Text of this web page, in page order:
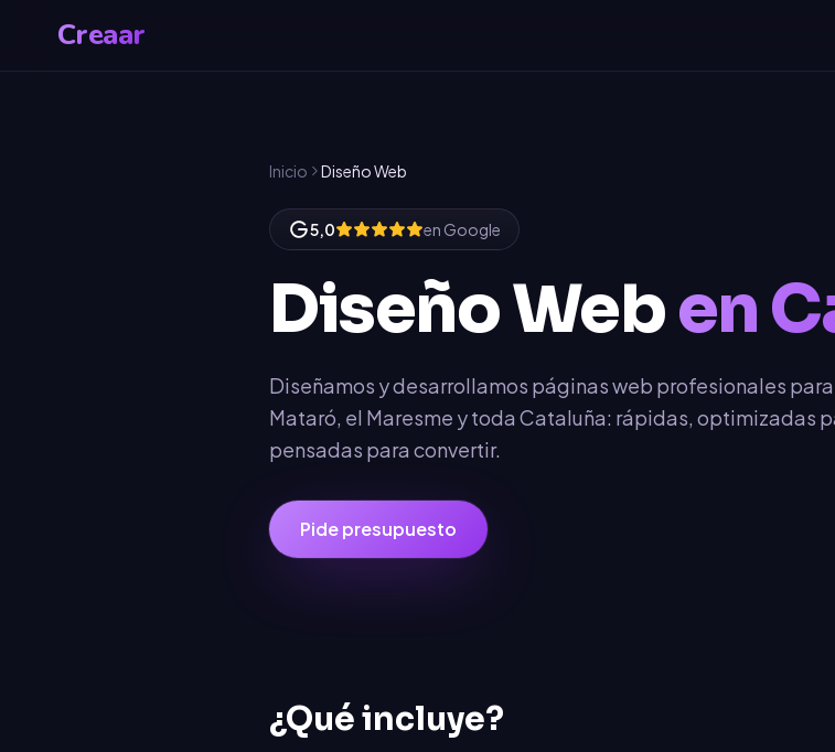
Creaar
Inicio Diseño Web
5,0 en Google
Diseño Weben
Diseñamos y desarrollamos páginas web profesionales
Mataró, el Maresme y toda Cataluña: rápidas, optimizadas
pensadas para convertir.
Pide presupuesto
¿Qué incluye?